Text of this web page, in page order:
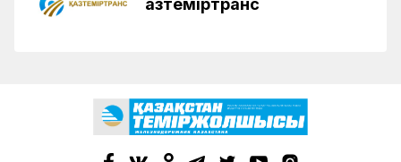
Қазтеміртранс